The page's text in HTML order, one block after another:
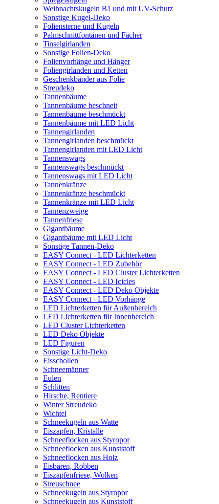
Weihnachtskugeln B1 und mit UV-Schutz
Sonstige Kugel-Deko
Foliensterne und Kugeln
Palmschnittfontänen und Fächer
Tinselgirlanden
Sonstige Folien-Deko
Folienvorhänge und Hänger
Foliengirlanden und Ketten
Geschenkbänder aus Folie
Streudeko
Tannenbäume
Tannenbäume beschneit
Tannenbäume beschmückt
Tannenbäume mit LED Licht
Tannengirlanden
Tannengirlanden beschmückt
Tannengirlanden mit LED Licht
Tannenswags
Tannenswags beschmückt
Tannenswags mit LED Licht
Tannenkränze
Tannenkränze beschmückt
Tannenkränze mit LED Licht
Tannenzweige
Tannenfriese
Gigantbäume
Gigantbäume mit LED Licht
Sonstige Tannen-Deko
EASY Connect - LED Lichterketten
EASY Connect - LED Zubehör
EASY Connect - LED Cluster Lichterketten
EASY Connect - LED Icicles
EASY Connect - LED Deko Objekte
EASY Connect - LED Vorhänge
LED Lichterketten für Außenbereich
LED Lichterketten für Innenbereich
LED Cluster Lichterketten
LED Deko Objekte
LED Figuren
Sonstige Licht-Deko
Eisschollen
Schneemänner
Eulen
Schlitten
Hirsche, Rentiere
Winter Streudeko
Wichtel
Schneekugeln aus Watte
Eiszapfen, Kristalle
Schneeflocken aus Styropor
Schneeflocken aus Kunststoff
Schneeflocken aus Holz
Eisbären, Robben
Eiszapfenfriese, Wolken
Streuschnee
Schneekugeln aus Styropor
Schneekugeln aus Kunststoff